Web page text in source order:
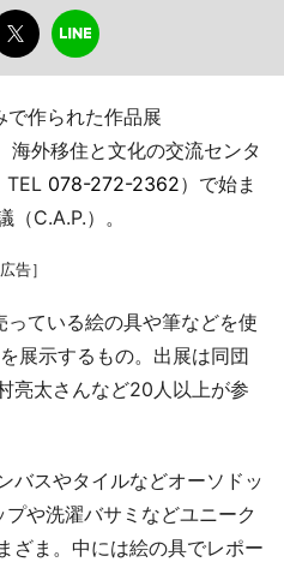
作られた作品展
海外移住と文化の交流センタ
TEL 078-272-2362）で始ま
C.A.P.）。
広告］
ている絵の具や筆などを使
展示するもの。出展は同団
亮太さんなど20人以上が参
バスやタイルなどオーソドッ
や洗濯バサミなどユニーク
ざま。中には絵の具でレポー